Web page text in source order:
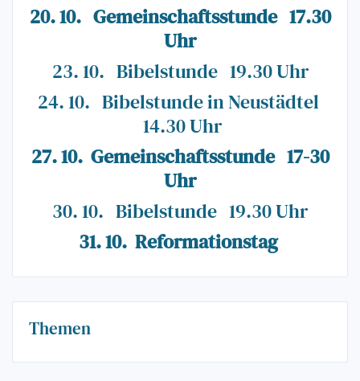
20. 10. Gemeinschaftsstunde 17.30
Uhr
23. 10. Bibelstunde 19.30 Uhr
24. 10. Bibelstunde in Neustädtel
14.30 Uhr
27. 10. Gemeinschaftsstunde 17-30
Uhr
30. 10. Bibelstunde 19.30 Uhr
31. 10. Reformationstag
Themen